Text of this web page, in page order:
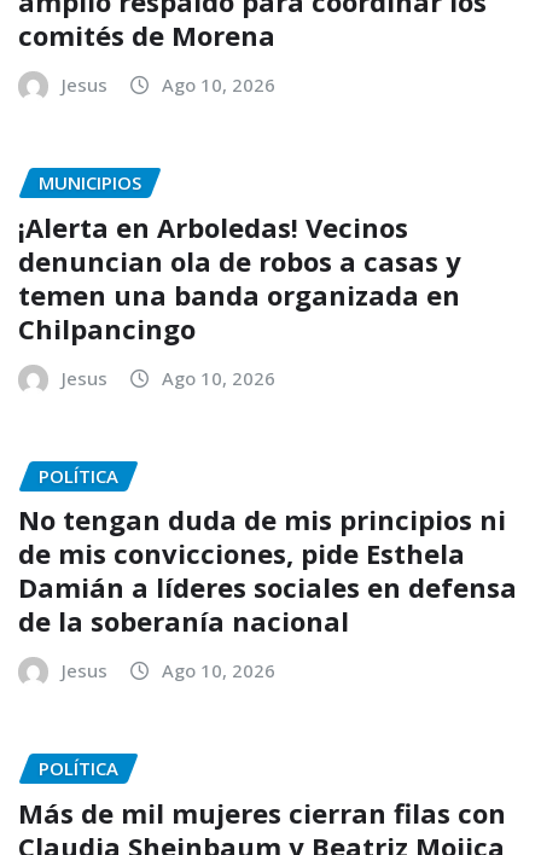
comités de Morena
Jesus Ago 10, 2026
MUNICIPIOS
¡Alerta en Arboledas! Vecinos
denuncian ola de robos a casas y
temen una banda organizada en
Chilpancingo
Jesus Ago 10, 2026
POLÍTICA
No tengan duda de mis principios ni
de mis convicciones, pide Esthela
Damián a líderes sociales en defensa
de la soberanía nacional
Jesus Ago 10, 2026
POLÍTICA
Más de mil mujeres cierran filas con
Claudia Sheinbaum y Beatriz Mojica